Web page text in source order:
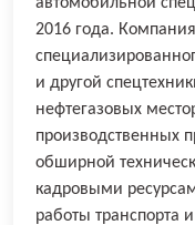
2016 года.
и другой
нефтегазовых
производственных
обширной
кадровыми
работы транспорта